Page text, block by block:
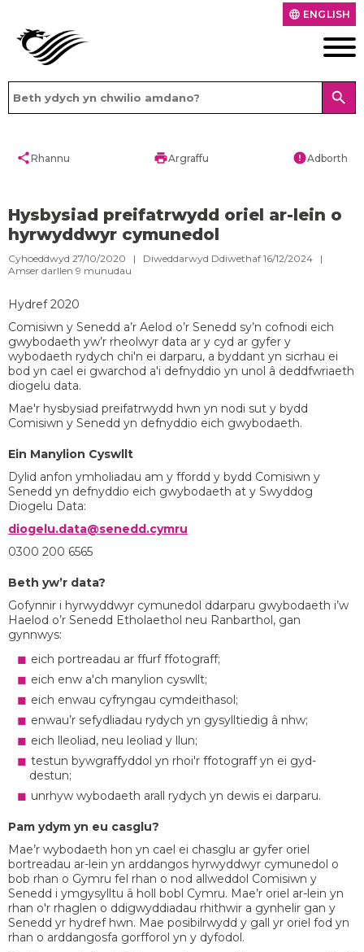
language ENGLISH
search
shareRhannu printArgraffu errorAdborth
Hysbysiad preifatrwydd oriel ar-lein o
hyrwyddwyr cymunedol
Cyhoeddwyd 27/10/2020 | Diweddarwyd Ddiwethaf 16/12/2024 |
Amser darllen 9 munudau
Hydref 2020
Comisiwn y Senedd a’r Aelod o’r Senedd sy’n cofnodi eich
gwybodaeth yw’r rheolwyr data ar y cyd ar gyfer y
wybodaeth rydych chi'n ei darparu, a byddant yn sicrhau ei
bod yn cael ei gwarchod a'i defnyddio yn unol â deddfwriaeth
diogelu data.
Mae'r hysbysiad preifatrwydd hwn yn nodi sut y bydd
Comisiwn y Senedd yn defnyddio eich gwybodaeth.
Ein Manylion Cyswllt
Dylid anfon ymholiadau am y ffordd y bydd Comisiwn y
Senedd yn defnyddio eich gwybodaeth at y Swyddog
Diogelu Data:
diogelu.data@senedd.cymru
0300 200 6565
Beth yw’r data?
Gofynnir i hyrwyddwyr cymunedol ddarparu gwybodaeth i’w
Haelod o’r Senedd Etholaethol neu Ranbarthol, gan
gynnwys:
eich portreadau ar ffurf ffotograff;
eich enw a'ch manylion cyswllt;
eich enwau cyfryngau cymdeithasol;
enwau’r sefydliadau rydych yn gysylltiedig â nhw;
eich lleoliad, neu leoliad y llun;
testun bywgraffyddol yn rhoi'r ffotograff yn ei gyd-
destun;
unrhyw wybodaeth arall rydych yn dewis ei darparu.
Pam ydym yn eu casglu?
Mae’r wybodaeth hon yn cael ei chasglu ar gyfer oriel
bortreadau ar-lein yn arddangos hyrwyddwyr cymunedol o
bob rhan o Gymru fel rhan o nod allweddol Comisiwn y
Senedd i ymgysylltu â holl bobl Cymru. Mae’r oriel ar-lein yn
rhan o'r rhaglen o ddigwyddiadau rhithwir a gynhelir gan y
Senedd yr hydref hwn. Mae posibilrwydd y gall yr oriel fod yn
rhan o arddangosfa gorfforol yn y dyfodol.